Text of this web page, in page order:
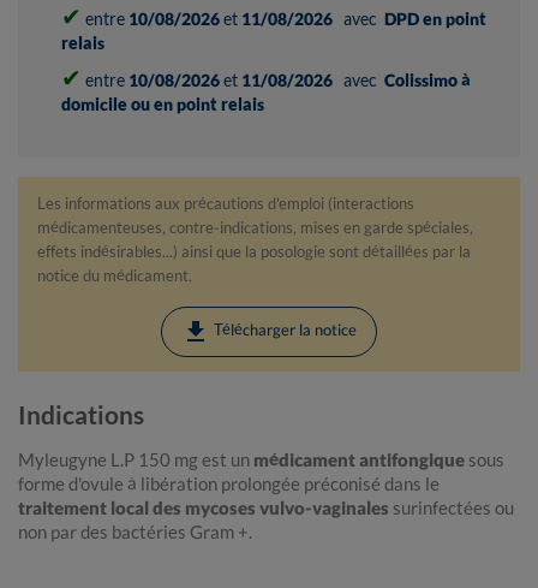
✔ entre 10/08/2026et 11/08/2026 avec DPD en point
relais
✔ entre 10/08/2026et 11/08/2026 avec Colissimo à
domicile ou en point relais
Les informations aux précautions d'emploi (interactions
médicamenteuses, contre-indications, mises en garde spéciales,
effets indésirables...) ainsi que la posologie sont détaillées par la
notice du médicament.
download Télécharger la notice
Indications
Myleugyne L.P 150 mg est un médicament antifongique sous
forme d'ovule à libération prolongée préconisé dans le
traitement local des mycoses vulvo-vaginales surinfectées ou
non par des bactéries Gram +.